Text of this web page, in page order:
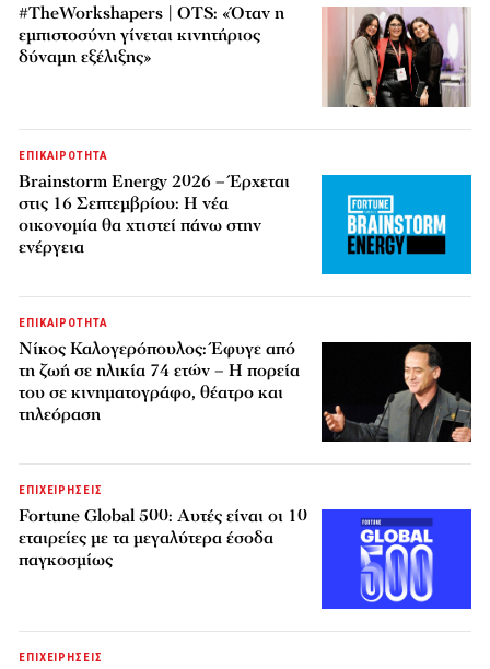
#TheWorkshapers | OTS: «Όταν η
εμπιστοσύνη γίνεται κινητήριος
δύναμη εξέλιξης»
ΕΠΙΚΑΙΡΟΤΗΤΑ
Brainstorm Energy 2026 – Έρχεται
στις 16 Σεπτεμβρίου: Η νέα
οικονομία θα χτιστεί πάνω στην
ενέργεια
ΕΠΙΚΑΙΡΟΤΗΤΑ
Νίκος Καλογερόπουλος: Έφυγε από
τη ζωή σε ηλικία 74 ετών – Η πορεία
του σε κινηματογράφο, θέατρο και
τηλεόραση
ΕΠΙΧΕΙΡΗΣΕΙΣ
Fortune Global 500: Αυτές είναι οι 10
εταιρείες με τα μεγαλύτερα έσοδα
παγκοσμίως
ΕΠΙΧΕΙΡΗΣΕΙΣ